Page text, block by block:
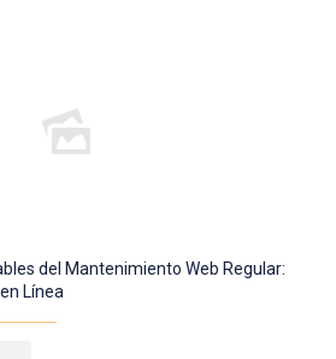
del Mantenimiento Web Regular:
Línea